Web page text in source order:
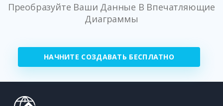
Преобразуйте Ваши Данные В Впечатляющие
Диаграммы
НАЧНИТЕ СОЗДАВАТЬ БЕСПЛАТНО